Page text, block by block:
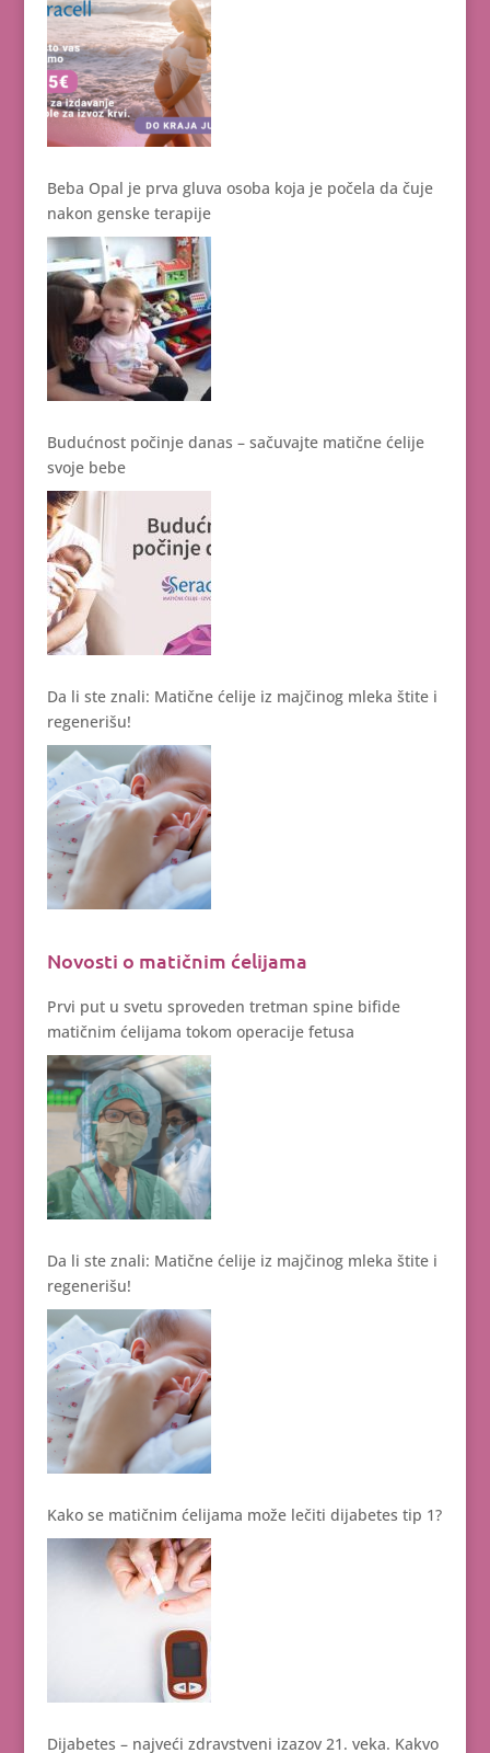
Beba Opal je prva gluva osoba koja je počela da čuje
nakon genske terapije
Budućnost počinje danas – sačuvajte matične ćelije
svoje bebe
Da li ste znali: Matične ćelije iz majčinog mleka štite i
regenerišu!
Novosti o matičnim ćelijama
Prvi put u svetu sproveden tretman spine bifide
matičnim ćelijama tokom operacije fetusa
Da li ste znali: Matične ćelije iz majčinog mleka štite i
regenerišu!
Kako se matičnim ćelijama može lečiti dijabetes tip 1?
Dijabetes – najveći zdravstveni izazov 21. veka. Kakvo